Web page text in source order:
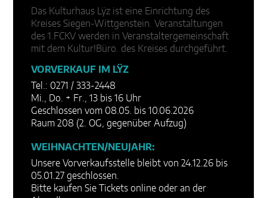
Das Kulturhaus Lÿz ist eine Einrichtung des
Kreises Siegen-Wittgenstein. Veranstaltungen
des 1.FCKV werden in Veranstaltergemeinschaft
mit dem Kultur!Büro. des Kreises durchgeführt.
VORVERKAUF IM LŸZ
Tel.: 0271 / 333-2448
Mi., Do. + Fr., 13 bis 16 Uhr
Geschlossen vom 08.05. bis 10.06.2026
Raum 208 (2. OG, gegenüber Aufzug)
WEIHNACHTEN/NEUJAHR:
Unsere Vorverkaufsstelle bleibt von 24.12.26 bis
05.01.27 geschlossen.
Bitte kaufen Sie Tickets online oder an der